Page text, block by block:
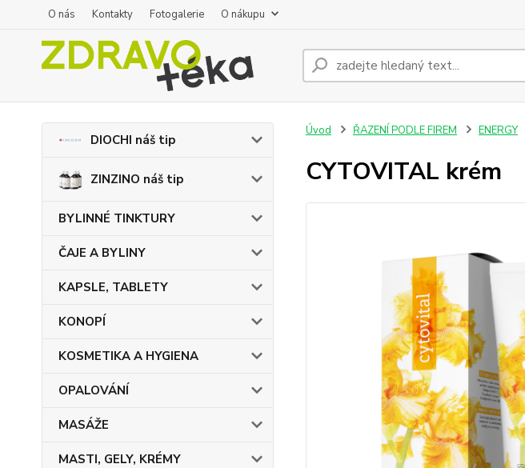
O nás Kontakty Fotogalerie O nákupu
DIOCHI náš tip
ZINZINO náš tip
BYLINNÉ TINKTURY
ČAJE A BYLINY
KAPSLE, TABLETY
KONOPÍ
KOSMETIKA A HYGIENA
OPALOVÁNÍ
MASÁŽE
MASTI, GELY, KRÉMY
Úvod ŘAZENÍ PODLE FIREM ENERGY
CYTOVITAL krém